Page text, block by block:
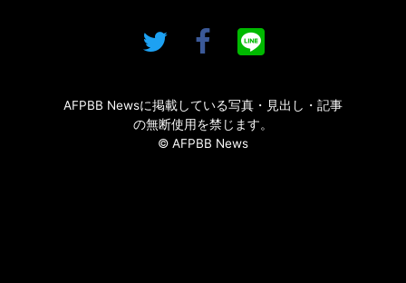
AFPBB Newsに掲載している写真・見出し・記事
の無断使用を禁じます。
© AFPBB News